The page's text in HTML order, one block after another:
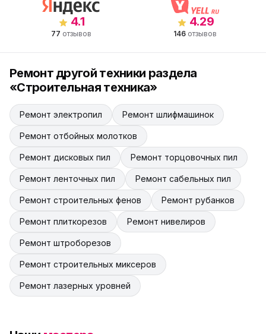
4.1
77 отзывов
4.29
146 отзывов
Ремонт другой техники раздела
«Строительная техника»
Ремонт электропил Ремонт шлифмашинок
Ремонт отбойных молотков
Ремонт дисковых пил Ремонт торцовочных пил
Ремонт ленточных пил Ремонт сабельных пил
Ремонт строительных фенов Ремонт рубанков
Ремонт плиткорезов Ремонт нивелиров
Ремонт штроборезов
Ремонт строительных миксеров
Ремонт лазерных уровней